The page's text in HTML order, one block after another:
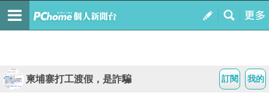
我的
訂閱
柬埔寨打工渡假，是詐騙